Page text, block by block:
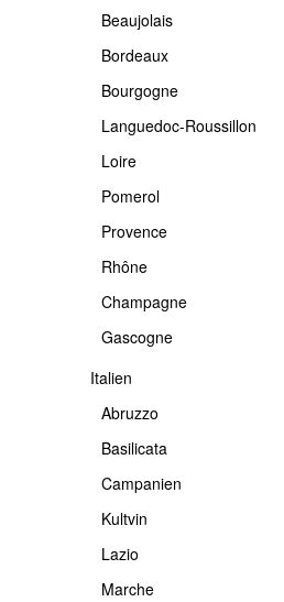
-USA
Beaujolais
Bordeaux
Bourgogne
Languedoc-Roussillon
Loire
Pomerol
Provence
Rhône
Champagne
Gascogne
Italien
Abruzzo
Basilicata
Campanien
Kultvin
Lazio
Marche